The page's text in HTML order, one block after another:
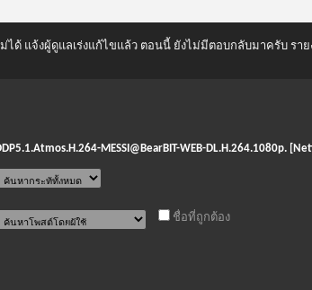
ม่ได้ แจ้งผู้ดูแลเร่งแก้ไขแล้ว ตอนนี้ ยังไม่มีตอบกลับมาครับ รา
MESSI@BearBIT-WEB-DL.H.264.1080p.
ชื่อที่ถูกต้อง